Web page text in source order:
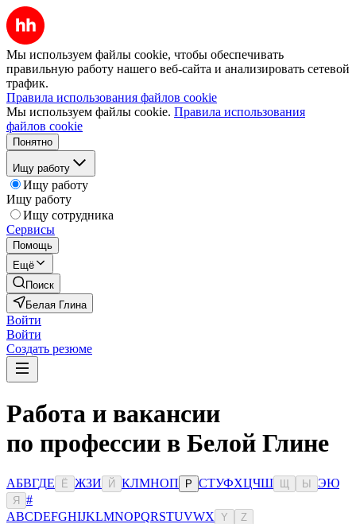
Мы используем файлы cookie, чтобы обеспечивать
правильную работу нашего веб-сайта и анализировать сетевой
трафик.
Правила использования файлов cookie
Мы используем файлы cookie. Правила использования
файлов cookie
Понятно
Ищу работу
Ищу работу
Ищу работу
Ищу сотрудника
Сервисы
Помощь
Ещё
Поиск
Белая Глина
Войти
Войти
Создать резюме
Работа и вакансии
по профессии в Белой Глине
АБВГДЕ Ё ЖЗИ Й КЛМНОП Р СТУФХЦЧШ Ы ЭЮ
Я
#
ABCDEFGHIJKLMNOPQRSTUVWX Y Z